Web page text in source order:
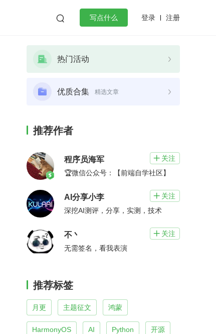
 写点什么 登录 注册
热门活动
优质合集 精选文章
推荐作者
程序员海军  关注
🏆微信公众号：【前端自学社区】
AI分享小李  关注
深挖AI测评，分享，实测，技术
不丶  关注
无需签名，看我表演
推荐标签
月更 主题征文 鸿蒙
HarmonyOS AI Python 开源